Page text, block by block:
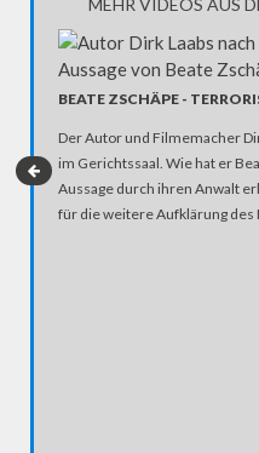
BEATE ZSCHÄPE -
Der Autor und Filmemacher
im Gerichtssaal. Wie hat er
Aussage durch ihren Anwalt
für die weitere Aufklärung des